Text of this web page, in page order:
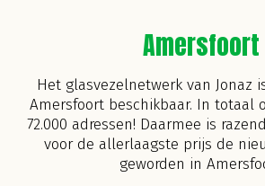
Amersfoort
Het glasvezelnetwerk van Jonaz
Amersfoort beschikbaar. In totaal
72.000 adressen! Daarmee is
voor de allerlaagste prijs de
geworden in